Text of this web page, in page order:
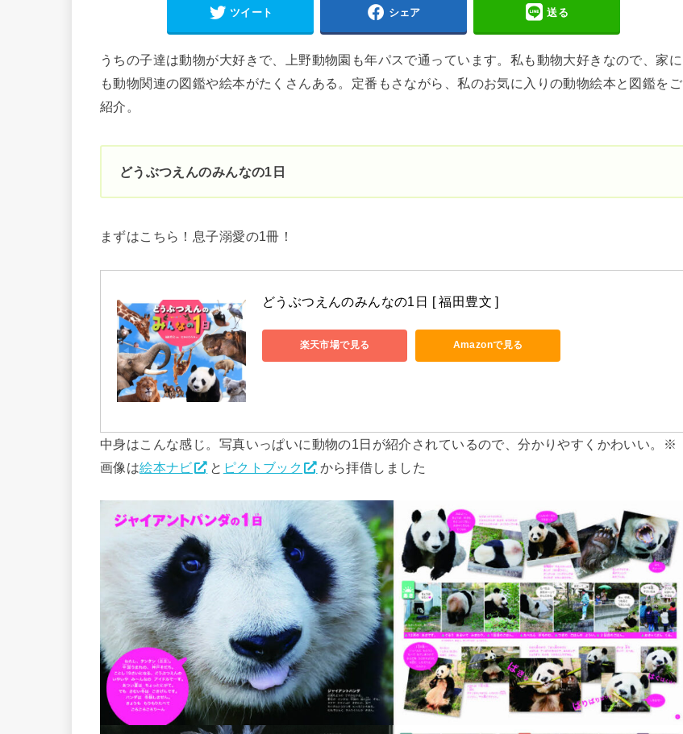
ツイート シェア 送る
うちの子達は動物が大好きで、上野動物園も年パスで通っています。私も動物大好きなので、家に
も動物関連の図鑑や絵本がたくさんある。定番もさながら、私のお気に入りの動物絵本と図鑑をご
紹介。
どうぶつえんのみんなの1日
まずはこちら！息子溺愛の1冊！
どうぶつえんのみんなの1日 [ 福田豊文 ]
楽天市場で見る Amazonで見る
中身はこんな感じ。写真いっぱいに動物の1日が紹介されているので、分かりやすくかわいい。※
画像は絵本ナビ と ピクトブック から拝借しました